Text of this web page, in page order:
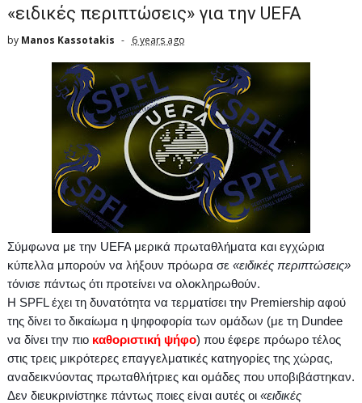
«ειδικές περιπτώσεις» για την UEFA
by Manos Kassotakis 6 years ago
Σύμφωνα με την UEFA μερικά πρωταθλήματα και εγχώρια
κύπελλα μπορούν να λήξουν πρόωρα σε «ειδικές περιπτώσεις»
τόνισε πάντως ότι προτείνει να ολοκληρωθούν.
Η SPFL έχει τη δυνατότητα να τερματίσει την Premiershipαφού
της δίνει το δικαίωμα η ψηφοφορία των ομάδων (με τη Dundee
να δίνει την πιο καθοριστική ψήφο) που έφερε πρόωρο τέλος
στις τρεις μικρότερες επαγγελματικές κατηγορίες της χώρας,
αναδεικνύοντας πρωταθλήτριες και ομάδες που υποβιβάστηκαν.
Δεν διευκρινίστηκε πάντως ποιες είναι αυτές οι «ειδικές